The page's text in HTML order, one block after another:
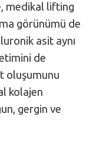
medikal lifting
görünümü de
asit aynı
de
oluşumunu
kolajen
gergin ve